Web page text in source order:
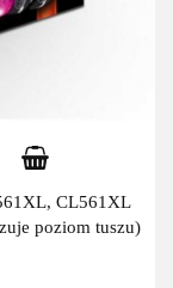
CL561XL
poziom tuszu)